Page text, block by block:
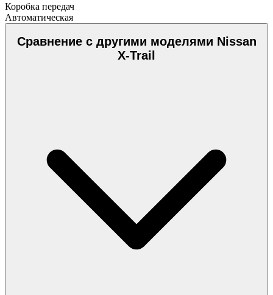
Коробка передач
Автоматическая
Сравнение с другими моделями Nissan
X-Trail